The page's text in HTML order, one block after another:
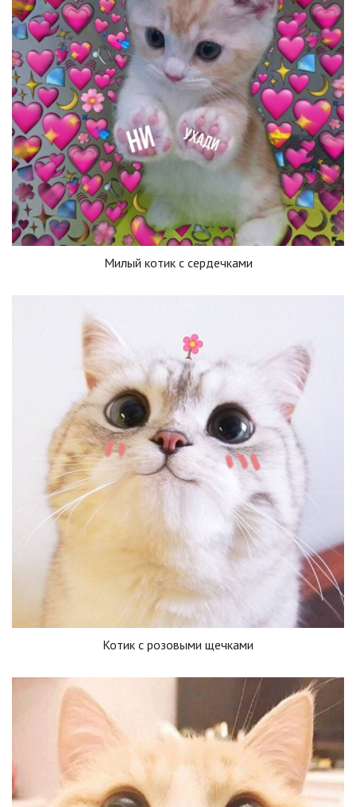
Милый котик с сердечками
Котик с розовыми щечками